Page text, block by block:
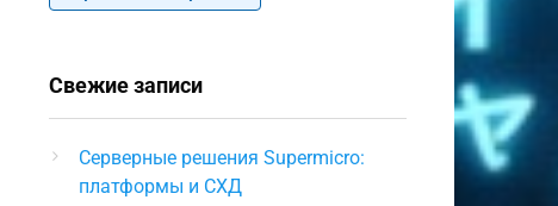
Свежие записи
Серверные решения Supermicro:
платформы и СХД